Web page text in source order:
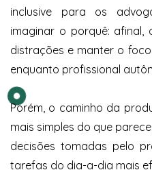
inclusive para os
imaginar o porquê:
distrações e manter o
enquanto profissional
Porém, o caminho da
mais simples do que
decisões tomadas pelo
tarefas do dia-a-dia mais